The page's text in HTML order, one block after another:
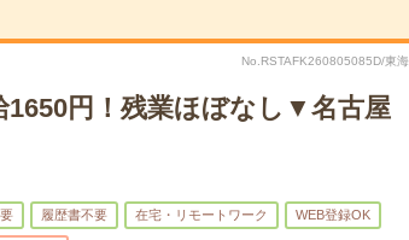
No.RSTAFK260805085D/東海
1650円！残業ほぼなし▼名古屋
履歴書不要 在宅・リモートワーク WEB登録OK